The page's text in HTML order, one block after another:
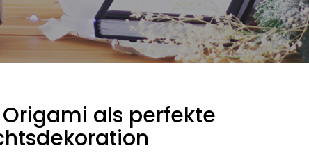
als perfekte